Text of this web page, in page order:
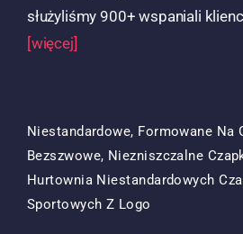
służyliśmy 900+ wspaniali
[więcej]
Niestandardowe, Formowane Na
Bezszwowe, Niezniszczalne
Hurtownia Niestandardowych
Sportowych Z Logo